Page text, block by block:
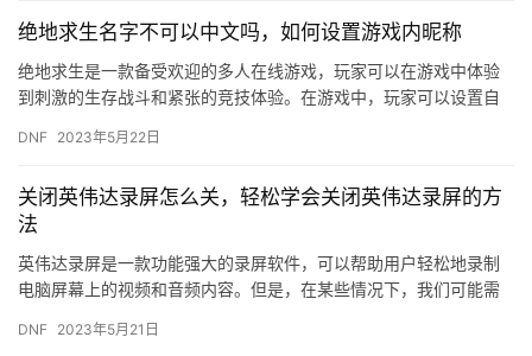
绝地求生名字不可以中文吗，如何设置游戏内昵称
绝地求生是一款备受欢迎的多人在线游戏，玩家可以在游戏中体验
到刺激的生存战斗和紧张的竞技体验。在游戏中，玩家可以设置自
显示，…
DNF 2023年5月22日
关闭英伟达录屏怎么关，轻松学会关闭英伟达录屏的方
法
英伟达录屏是一款功能强大的录屏软件，可以帮助用户轻松地录制
电脑屏幕上的视频和音频内容。但是，在某些情况下，我们可能需
来一起…
DNF 2023年5月21日